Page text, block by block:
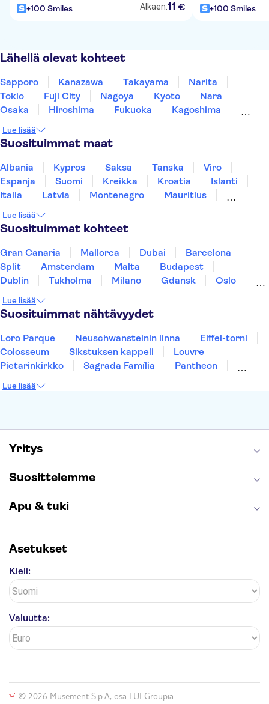
+100 Smiles Alkaen:11 € +100 Smiles
Lähellä olevat kohteet
Sapporo Kanazawa Takayama
Narita
Tokio
Fuji City Nagoya Kyoto
Nara
Osaka
Hiroshima Fukuoka
Kagoshima
Lue lisää
Suosituimmat maat
Albania Kypros Saksa Tanska
Viro
Espanja
Suomi Kreikka Kroatia
Islanti
Italia
Latvia Montenegro
Mauritius
Thaimaa
Turkki
Lue lisää
Suosituimmat kohteet
Gran Canaria Mallorca Dubai
Barcelona
Split
Amsterdam Malta
Budapest
Dublin
Tukholma Milano Gdansk
Oslo
Tallinna
Ljubljana Riika
Lue lisää
Suosituimmat nähtävyydet
Loro Parque Neuschwansteinin linna
Eiffel-torni
Colosseum
Sikstuksen kappeli
Louvre
Pietarinkirkko
Sagrada Família
Pantheon
Keukenhof
Lue lisää
Yritys
Suosittelemme
Apu & tuki
Asetukset
Kieli:
Valuutta:
© 2026 Musement S.p.A, osa TUI Groupia